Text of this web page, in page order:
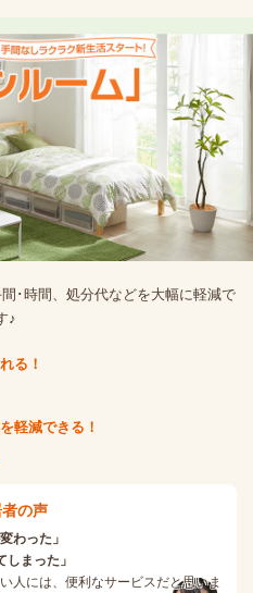
･時間、処分代などを大幅に軽減で
♪
る！
軽減できる！
者の声
わった」
しまった」
人には、便利なサービスだと思いま